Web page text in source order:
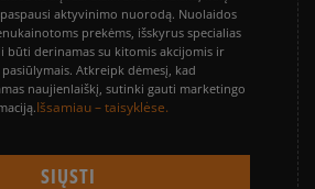
aktyvinimo nuorodą. Nuolaidos
prekėms, išskyrus specialias
būti derinamas su kitomis akcijomis ir
Atkreipk dėmesį, kad
naujienlaiškį, sutinki gauti marketingo
Išsamiau – taisyklėse.